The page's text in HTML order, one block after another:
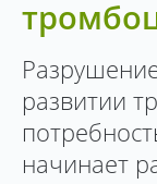
развитии
начинает